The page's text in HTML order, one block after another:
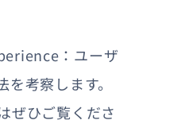
：ユーザ
考察します。
ぜひご覧くださ